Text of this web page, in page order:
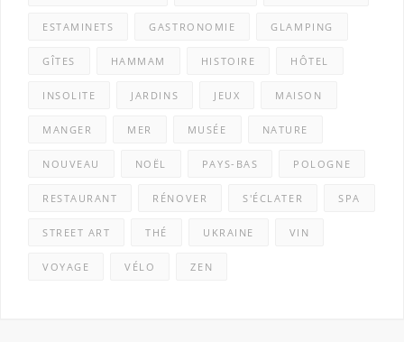
ESTAMINETS GASTRONOMIE GLAMPING
GÎTES HAMMAM HISTOIRE HÔTEL
INSOLITE JARDINS JEUX MAISON
MANGER MER MUSÉE NATURE
NOUVEAU NOËL PAYS-BAS POLOGNE
RESTAURANT RÉNOVER S'ÉCLATER SPA
STREET ART THÉ UKRAINE VIN
VOYAGE VÉLO ZEN